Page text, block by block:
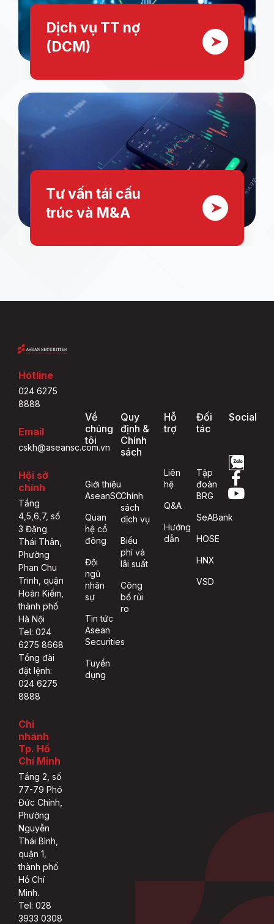
Dịch vụ TT nợ
(DCM)
Tư vấn tái cấu
trúcvà M&A
Hotline
024 6275
8888
Email
cskh@aseansc.com.vn
Hội sở
chính
Tầng
4,5,6,7, số
3 Đặng
Thái Thân,
Phường
Phan Chu
Trinh, quận
Hoàn Kiếm,
thành phố
Hà Nội
Tel: 024
6275 8668
Tổng đài
đặt lệnh:
024 6275
8888
Chi
nhánh
Tp. Hồ
Chí Minh
Tầng 2, số
77-79 Phó
Đức Chính,
Phường
Nguyễn
Thái Bình,
quận 1,
thành phố
Hồ Chí
Minh.
Tel: 028
3933 0308
Về
chúng
tôi
Giới thiệu
AseanSC
Quan
hệ cổ
đông
Đội
ngũ
nhân
sự
Tin tức
Asean
Securities
Tuyển
dụng
Quy
định &
Chính
sách
Chính
sách
dịch vụ
Biểu
phí và
lãi suất
Công
bố rủi
ro
Hỗ
trợ
Liên
hệ
Q&A
Hướng
dẫn
Đối
tác
Tập
đoàn
BRG
SeABank
HOSE
HNX
VSD
Social